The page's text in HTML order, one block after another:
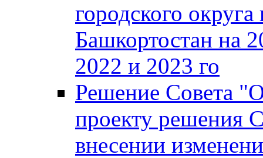
городского
Башкортостан на
2022 и 2023 го
Решение Совета
проекту решения
внесении